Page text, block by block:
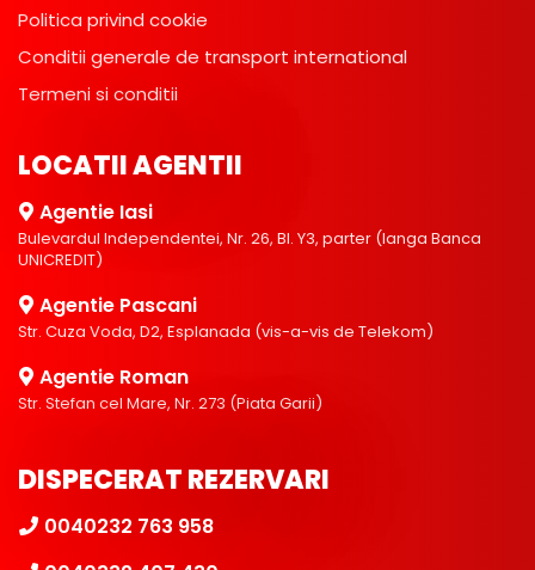
Politica privind cookie
Conditii generale de transport international
Termeni si conditii
LOCATII AGENTII
Agentie Iasi
Bulevardul Independentei, Nr. 26, Bl. Y3, parter (langa Banca
UNICREDIT)
Agentie Pascani
Str. Cuza Voda, D2, Esplanada (vis-a-vis de Telekom)
Agentie Roman
Str. Stefan cel Mare, Nr. 273 (Piata Garii)
DISPECERAT REZERVARI
0040232 763 958